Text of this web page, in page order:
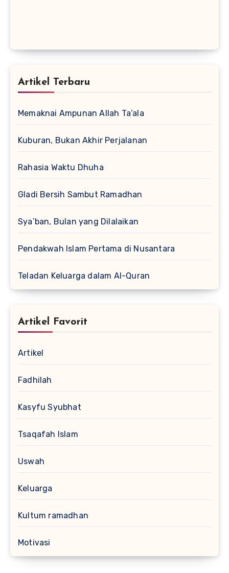
Artikel Terbaru
Memaknai Ampunan Allah Ta’ala
Kuburan, Bukan Akhir Perjalanan
Rahasia Waktu Dhuha
Gladi Bersih Sambut Ramadhan
Sya’ban, Bulan yang Dilalaikan
Pendakwah Islam Pertama di Nusantara
Teladan Keluarga dalam Al-Quran
Artikel Favorit
Artikel
Fadhilah
Kasyfu Syubhat
Tsaqafah Islam
Uswah
Keluarga
Kultum ramadhan
Motivasi